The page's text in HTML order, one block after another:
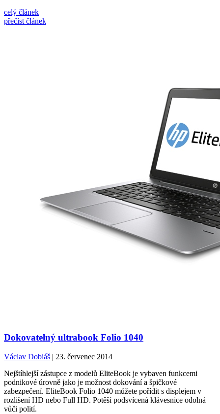
celý článek
přečíst článek
Dokovatelný ultrabook Folio 1040
Václav Dobiáš | 23. červenec 2014
Nejštíhlejší zástupce z modelů EliteBook je vybaven funkcemi
podnikové úrovně jako je možnost dokování a špičkové
zabezpečení. EliteBook Folio 1040 můžete pořídit s displejem v
rozlišení HD nebo Full HD. Potěší podsvícená klávesnice odolná
vůči polití.